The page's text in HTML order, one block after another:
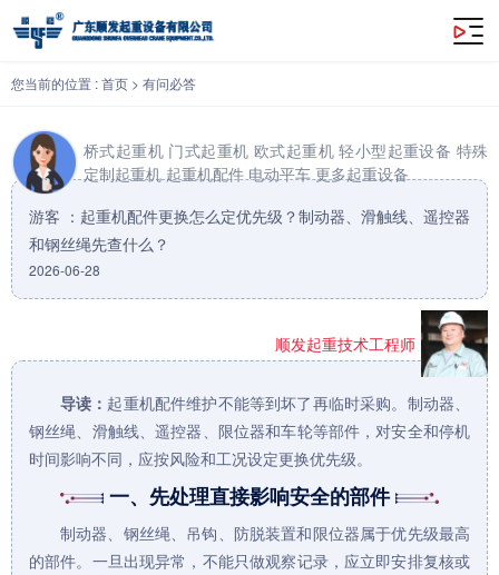
起重机配件更换怎么定优先级？制动器、滑触线、遥控器和钢丝绳先查什么？
您当前的位置 :首页 > 有问必答
桥式起重机 门式起重机 欧式起重机 轻小型起重设备 特殊
定制起重机 起重机配件 电动平车 更多起重设备
游客 ：起重机配件更换怎么定优先级？制动器、滑触线、遥控器
和钢丝绳先查什么？
2026-06-28
顺发起重技术工程师
导读： 起重机配件维护不能等到坏了再临时采购。制动器、
钢丝绳、滑触线、遥控器、限位器和车轮等部件，对安全和停机
时间影响不同，应按风险和工况设定更换优先级。
一、先处理直接影响安全的部件
制动器、钢丝绳、吊钩、防脱装置和限位器属于优先级最高
的部件。一旦出现异常，不能只做观察记录，应立即安排复核或